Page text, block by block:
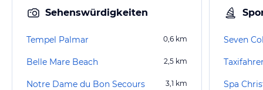
Sehenswürdigkeiten
Tempel Palmar 0,6 km
Belle Mare Beach 2,5 km
Notre Dame du Bon Secours 3,1 km
Seven
Spa